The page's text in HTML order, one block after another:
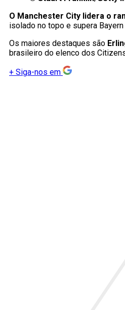
O Manchester City lidera o
isolado no topo e supera
Os maiores destaques são
brasileiro do elenco dos
+ Siga-nos em